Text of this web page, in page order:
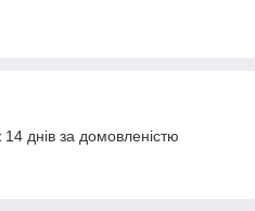
днів за домовленістю